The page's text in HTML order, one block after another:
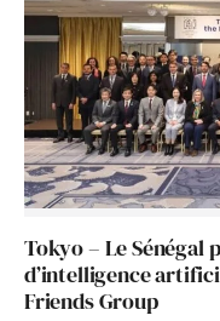
Tokyo – Le Sénégal
d’intelligence
Friends Group